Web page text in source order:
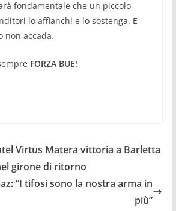
fondamentale che un piccolo
lo affianchi e lo sostenga. E
non accada.
FORZA BUE!
Virtus Matera vittoria a Barletta
girone di ritorno
“I tifosi sono la nostra arma in
più”